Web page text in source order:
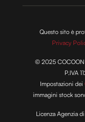
Questo sito è
Privacy
© 2025 COCOON
P.IVA
Impostazioni dei
immagini stock
Licenza Agenzia